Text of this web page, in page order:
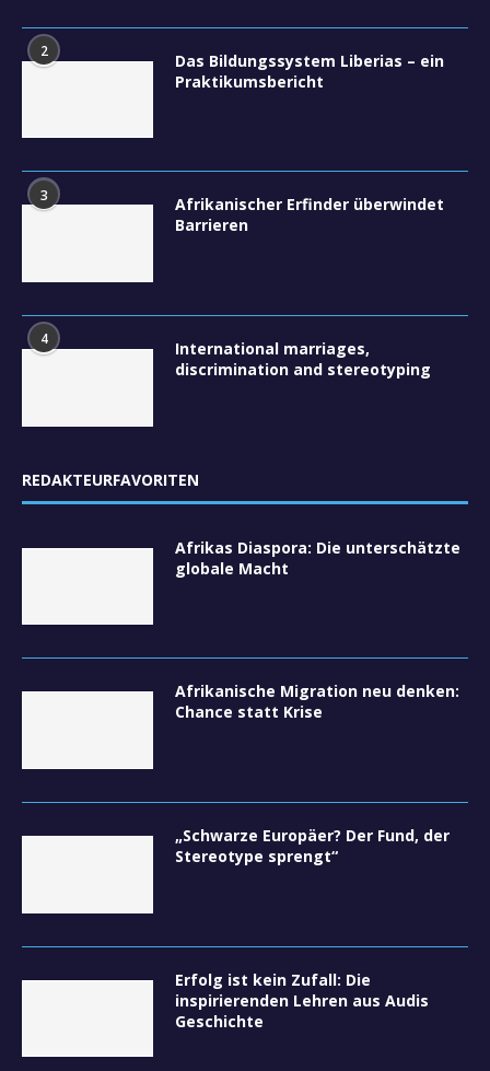
2
Das Bildungssystem Liberias – ein
Praktikumsbericht
3
Afrikanischer Erfinder überwindet
Barrieren
4
International marriages,
discrimination and stereotyping
REDAKTEURFAVORITEN
Afrikas Diaspora: Die unterschätzte
globale Macht
Afrikanische Migration neu denken:
Chance statt Krise
„Schwarze Europäer? Der Fund, der
Stereotype sprengt“
Erfolg ist kein Zufall: Die
inspirierenden Lehren aus Audis
Geschichte